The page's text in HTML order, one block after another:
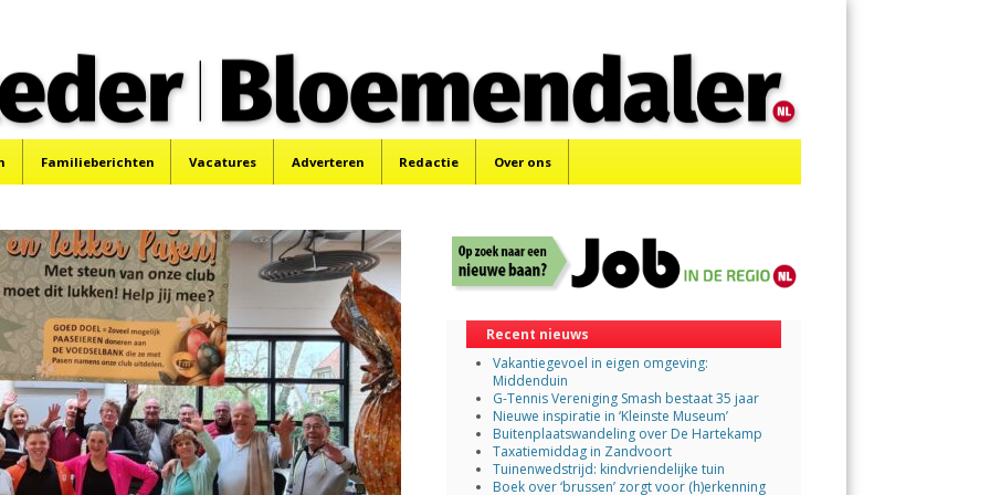
Familieberichten Vacatures Adverteren Redactie Over ons
Recent nieuws
Vakantiegevoel in eigen omgeving:
Middenduin
G-Tennis Vereniging Smash bestaat 35 jaar
Nieuwe inspiratie in ‘Kleinste Museum’
Buitenplaatswandeling over De Hartekamp
Taxatiemiddag in Zandvoort
Tuinenwedstrijd: kindvriendelijke tuin
Boek over ‘brussen’ zorgt voor (h)erkenning